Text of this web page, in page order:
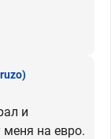
и
меня на евро.